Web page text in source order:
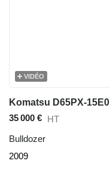
VIDÉO
Komatsu D65PX-15E0
35 000 € HT
Bulldozer
2009